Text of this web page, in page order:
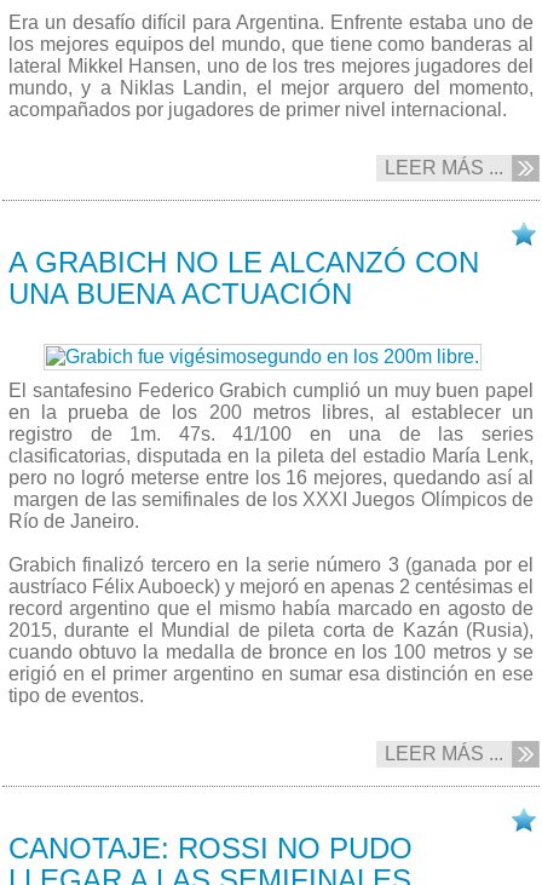
Era un desafío difícil para Argentina. Enfrente estaba uno de
los mejores equipos del mundo, que tiene como banderas al
lateral Mikkel Hansen, uno de los tres mejores jugadores del
mundo, y a Niklas Landin, el mejor arquero del momento,
acompañados por jugadores de primer nivel internacional.
LEER MÁS ...
A GRABICH NO LE ALCANZÓ CON
UNA BUENA ACTUACIÓN
El santafesino Federico Grabich cumplió un muy buen papel
en la prueba de los 200 metros libres, al establecer un
registro de 1m. 47s. 41/100 en una de las series
clasificatorias, disputada en la pileta del estadio María Lenk,
pero no logró meterse entre los 16 mejores, quedando así al
margen de las semifinales de los XXXI Juegos Olímpicos de
Río de Janeiro.
Grabich finalizó tercero en la serie número 3 (ganada por el
austríaco Félix Auboeck) y mejoró en apenas 2 centésimas el
record argentino que el mismo había marcado en agosto de
2015, durante el Mundial de pileta corta de Kazán (Rusia),
cuando obtuvo la medalla de bronce en los 100 metros y se
erigió en el primer argentino en sumar esa distinción en ese
tipo de eventos.
LEER MÁS ...
CANOTAJE: ROSSI NO PUDO